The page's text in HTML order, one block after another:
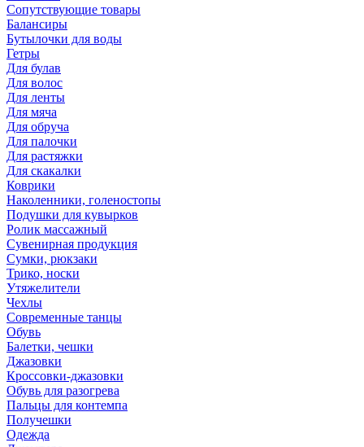
Сопутствующие товары
Балансиры
Бутылочки для воды
Гетры
Для булав
Для волос
Для ленты
Для мяча
Для обруча
Для палочки
Для растяжки
Для скакалки
Коврики
Наколенники, голеностопы
Подушки для кувырков
Ролик массажный
Сувенирная продукция
Сумки, рюкзаки
Трико, носки
Утяжелители
Чехлы
Современные танцы
Обувь
Балетки, чешки
Джазовки
Кроссовки-джазовки
Обувь для разогрева
Пальцы для контемпа
Получешки
Одежда